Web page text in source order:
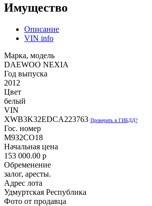
Имущество
Описание
VIN info
Марка, модель
DAEWOO NEXIA
Год выпуска
2012
Цвет
белый
VIN
XWB3K32EDCA223763 Проверить в ГИБДД?
Гос. номер
М9З2СО18
Начальная цена
153 000.00 p
Обременение
залог, аресты.
Адрес лота
Удмуртская Республика
Фото от продавца